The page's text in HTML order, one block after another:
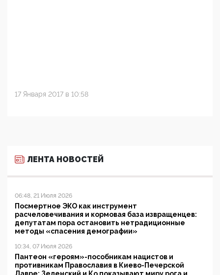
17 Января 2017 в 10:58
ЛЕНТА НОВОСТЕЙ
06:48, 21 Июля 2026
Посмертное ЭКО как инструмент
расчеловечивания и кормовая база извращенцев:
депутатам пора остановить нетрадиционные
методы «спасения демографии»
10:34, 07 Июля 2026
Пантеон «героям»-пособникам нацистов и
противникам Православия в Киево-Печерской